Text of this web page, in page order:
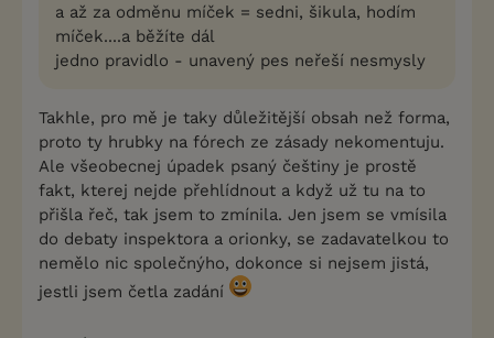
a až za odměnu míček = sedni, šikula, hodím
míček....a běžíte dál
jedno pravidlo - unavený pes neřeší nesmysly
Takhle, pro mě je taky důležitější obsah než forma,
proto ty hrubky na fórech ze zásady nekomentuju.
Ale všeobecnej úpadek psaný češtiny je prostě
fakt, kterej nejde přehlídnout a když už tu na to
přišla řeč, tak jsem to zmínila. Jen jsem se vmísila
do debaty inspektora a orionky, se zadavatelkou to
nemělo nic společnýho, dokonce si nejsem jistá,
jestli jsem četla zadání